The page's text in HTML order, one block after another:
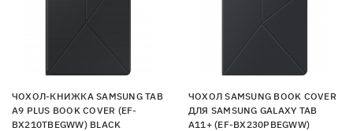
ЧОХОЛ-КНИЖКА SAMSUNG TAB
A9 PLUS BOOK COVER (EF-
BX210TBEGWW) BLACK
ЧОХОЛ SAMSUNG BOOK COVER
ДЛЯ SAMSUNG GALAXY TAB
A11+ (EF-BX230PBEGWW)